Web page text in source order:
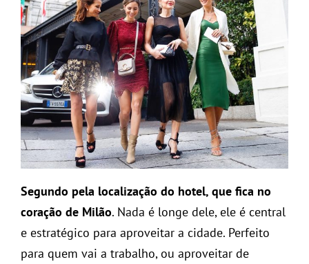
Segundo pela localização do hotel, que fica no
coração de Milão. Nada é longe dele, ele é central
e estratégico para aproveitar a cidade. Perfeito
para quem vai a trabalho, ou aproveitar de